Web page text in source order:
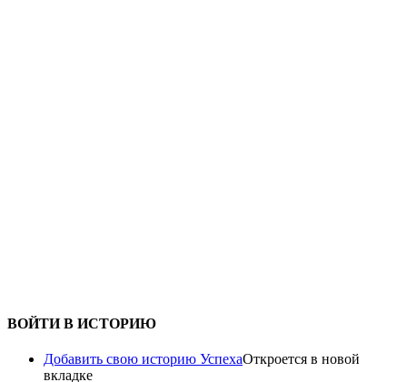
ВОЙТИ В ИСТОРИЮ
Добавить свою историю УспехаОткроется в новой
вкладке